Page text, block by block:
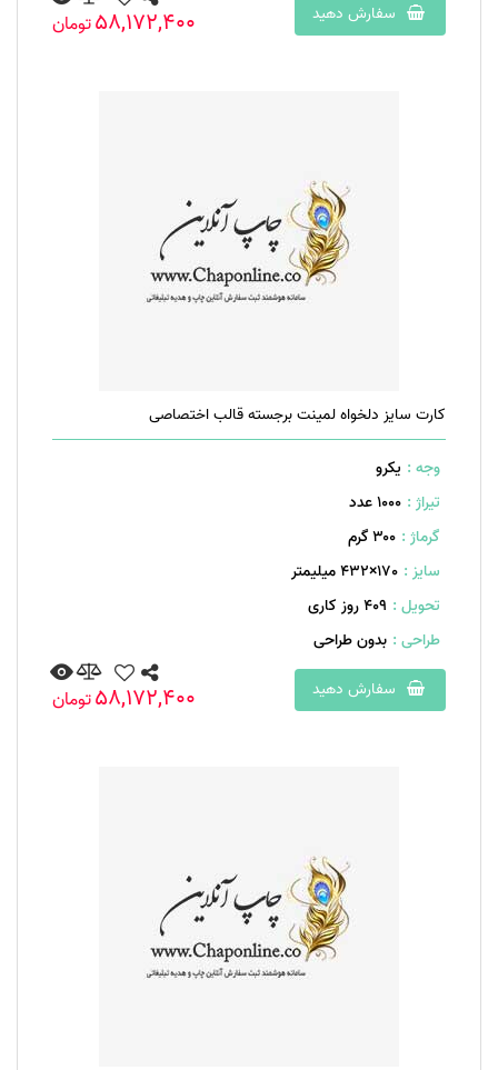
سفارش دهید
58,172,400تومان
کارت سایز دلخواه لمینت برجسته قالب اختصاصی
وجه : یکرو
تیراژ : 1000 عدد
گرماژ : ۳۰۰ گرم
سایز : 170×432 میلیمتر
تحویل : 409 روز کاری
طراحی : بدون طراحی
سفارش دهید
58,172,400تومان